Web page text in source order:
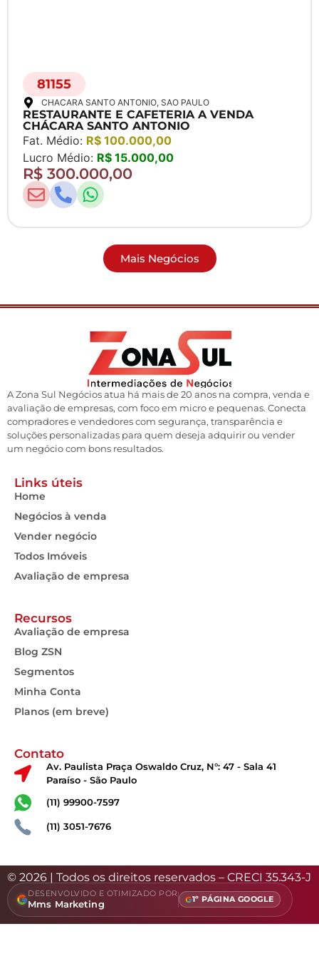
81155
CHACARA SANTO ANTONIO, SAO PAULO
RESTAURANTE E CAFETERIA A VENDA
CHÁCARA SANTO ANTONIO
Fat. Médio: R$ 100.000,00
Lucro Médio: R$ 15.000,00
R$ 300.000,00
Mais Negócios
A Zona Sul Negócios atua há mais de 20 anos na compra, venda e
avaliação de empresas, com foco em micro e pequenas. Conecta
compradores e vendedores com segurança, transparência e
soluções personalizadas para quem deseja adquirir ou vender
um negócio com bons resultados.
Links úteis
Home
Negócios à venda
Vender negócio
Todos Imóveis
Avaliação de empresa
Recursos
Avaliação de empresa
Blog ZSN
Segmentos
Minha Conta
Planos (em breve)
Contato
Av. Paulista Praça Oswaldo Cruz, N°: 47 - Sala 41
Paraíso - São Paulo
(11) 99900-7597
(11) 3051-7676
© 2026 | Todos os direitos reservados – CRECI 35.343-J
DESENVOLVIDO E OTIMIZADO POR
Mms Marketing 1º PÁGINA GOOGLE